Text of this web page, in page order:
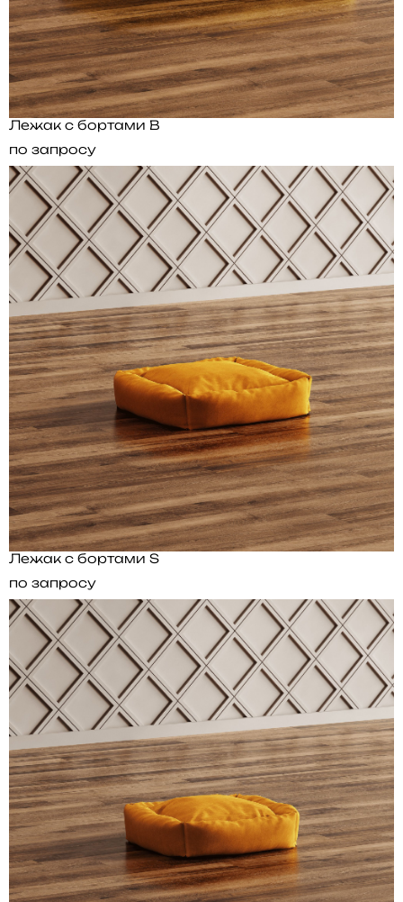
Лежак с бортами B
по запросу
Лежак с бортами S
по запросу